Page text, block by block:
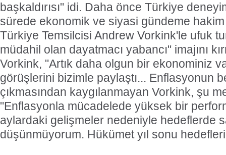
başkaldırısı" idi. Daha önce Türkiye
sürede ekonomik ve siyasi gündeme
Türkiye Temsilcisi Andrew Vorkink'le ufuk
müdahil olan dayatmacı yabancı" imajını
Vorkink, "Artık daha olgun bir ekonominiz
görüşlerini bizimle paylaştı... Enflasyonun
çıkmasından kaygılanmayan Vorkink, şu
"Enflasyonla mücadelede yüksek bir
aylardaki gelişmeler nedeniyle hedeflerde
düşünmüyorum. Hükümet yıl sonu